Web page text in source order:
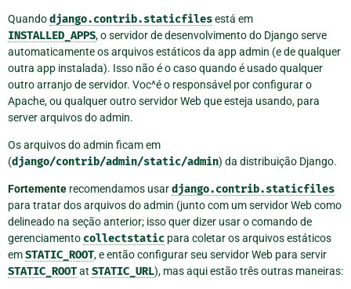
Quandodjango.contrib.staticfilesestá em
INSTALLED_APPS, o servidor de desenvolvimento do Django serve
automaticamente os arquivos estáticos da app admin (e de qualquer
outra app instalada). Isso não é o caso quando é usado qualquer
outro arranjo de servidor. Voc^é o responsável por configurar o
Apache, ou qualquer outro servidor Web que esteja usando, para
server arquivos do admin.
Os arquivos do admin ficam em
(django/contrib/admin/static/admin) da distribuição Django.
Fortemente recomendamos usardjango.contrib.staticfiles
para tratar dos arquivos do admin (junto com um servidor Web como
delineado na seção anterior; isso quer dizer usar o comando de
gerenciamento collectstatic para coletar os arquivos estáticos
emSTATIC_ROOT, e então configurar seu servidor Web para servir
STATIC_ROOTat STATIC_URL), mas aqui estão três outras maneiras: